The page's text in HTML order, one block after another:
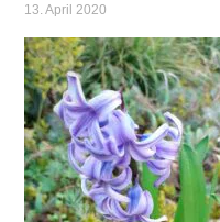
13. April 2020